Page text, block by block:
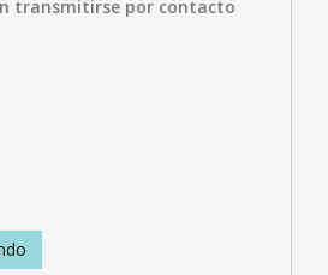
transmitirse por contacto